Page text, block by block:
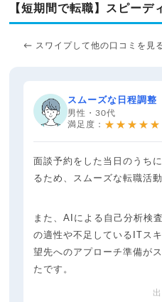
【短期間で転職】スピーデ
← スワイプして他の口コミを見
スムーズな日程調整
男性・30代
満足度： ★★★★★
面談予約をした当日のうち
るため、スムーズな転職活
また、AIによる自己分析検
の適性や不足しているITス
望先へのアプローチ準備が
たです。